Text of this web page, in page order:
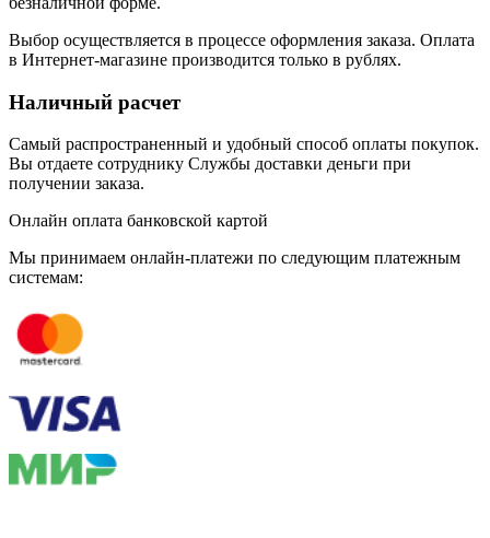
Выбор осуществляется в процессе оформления заказа. Оплата
в Интернет-магазине производится только в рублях.
Наличный расчет
Самый распространенный и удобный способ оплаты покупок.
Вы отдаете сотруднику Службы доставки деньги при
получении заказа.
Онлайн оплата банковской картой
Мы принимаем онлайн-платежи по cледующим платежным
системам: